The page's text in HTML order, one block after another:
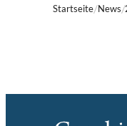
Startseite News